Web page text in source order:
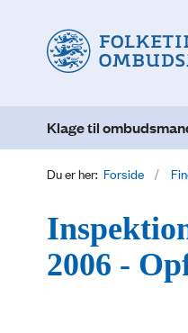
Klage til
Du er her: Forside
2006 -